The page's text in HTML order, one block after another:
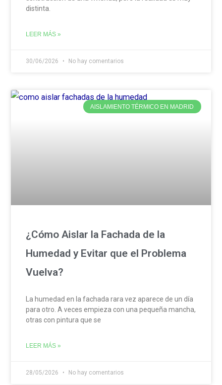
distinta.
LEER MÁS »
30/06/2026 No hay comentarios
AISLAMIENTO TÉRMICO EN MADRID
¿Cómo Aislar la Fachada de la
Humedad y Evitar que el Problema
Vuelva?
La humedad en la fachada rara vez aparece de un día
para otro. A veces empieza con una pequeña mancha,
otras con pintura que se
LEER MÁS »
28/05/2026 No hay comentarios